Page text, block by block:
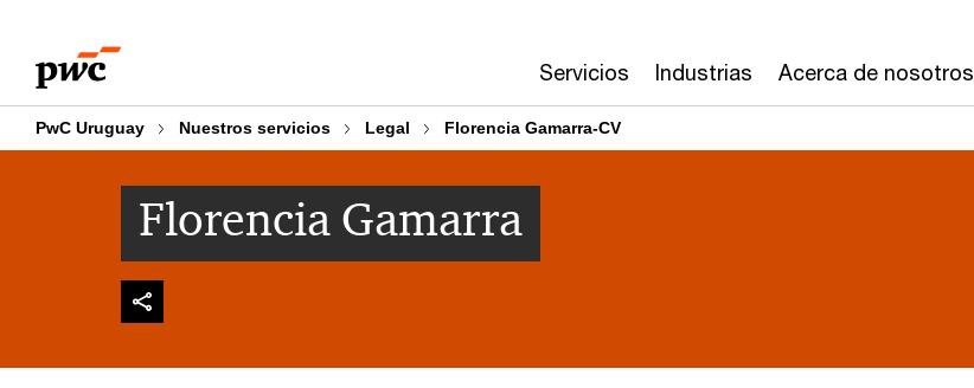
content
footer
Servicios Industrias Acerca de nosotros
PwC Uruguay Nuestros servicios Legal Florencia Gamarra-CV
Florencia Gamarra